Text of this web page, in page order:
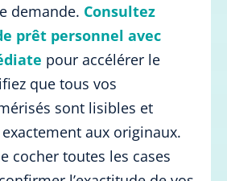
demande. Consultez
prêt personnel avec
pour accélérer le
que tous vos
sont lisibles et
aux originaux.
cocher toutes les cases